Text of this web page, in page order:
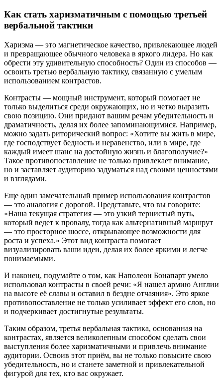
Как стать харизматичным с помощью третьей
вербальной тактики
Харизма — это магнетическое качество, привлекающее людей
и превращающее обычного человека в яркого лидера. Но как
обрести эту удивительную способность? Один из способов —
освоить третью вербальную тактику, связанную с умелым
использованием контрастов.
Контрасты — мощный инструмент, который помогает не
только выделиться среди окружающих, но и четко выразить
свою позицию. Они придают вашим речам убедительность и
драматичность, делая их более запоминающимися. Например,
можно задать риторический вопрос: «Хотите вы жить в мире,
где господствует бедность и неравенство, или в мире, где
каждый имеет шанс на достойную жизнь и благополучие?»
Такое противопоставление не только привлекает внимание,
но и заставляет аудиторию задуматься над своими ценностями
и взглядами.
Еще один замечательный пример использования контрастов
— это аналогия с дорогой. Представьте, что вы говорите:
«Наша текущая стратегия — это узкий тернистый путь,
который ведет к провалу, тогда как альтернативный маршрут
— это просторное шоссе, открывающее возможности для
роста и успеха.» Этот вид контраста помогает
визуализировать ваши идеи, делая их более яркими и легче
понимаемыми.
И наконец, подумайте о том, как Наполеон Бонапарт умело
использовал контрасты в своей речи: «Я нашел армию Англии
на высоте её славы и оставил в бездне отчаяния». Это яркое
противопоставление не только усиливает эффект его слов, но
и подчеркивает достигнутые результаты.
Таким образом, третья вербальная тактика, основанная на
контрастах, является великолепным способом сделать свои
выступления более харизматичными и привлечь внимание
аудитории. Освоив этот приём, вы не только повысите свою
убедительность, но и станете заметной и привлекательной
фигурой для тех, кто вас окружает.